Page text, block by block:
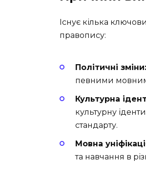
Існує кілька
правопису:
Політичні зміни:
певними
Культурна
культурну
стандарту.
Мовна
та навчання в